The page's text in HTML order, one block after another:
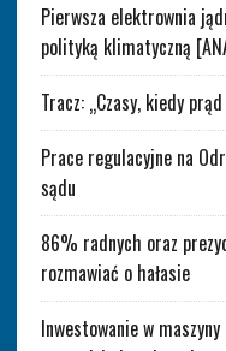
Pierwsza elektrownia
polityką klimatyczną
Tracz: „Czasy, kiedy
Prace regulacyjne na
sądu
86% radnych oraz
rozmawiać o hałasie
Inwestowanie w